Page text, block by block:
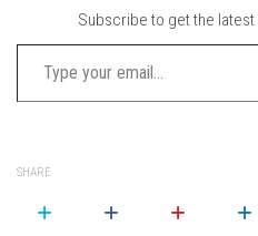
Subscribe to get the
Type your email…
SHARE